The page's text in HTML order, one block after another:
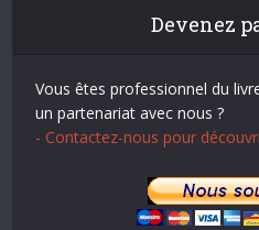
Devenez
Vous êtes professionnel du
un partenariat avec nous ?
- Contactez-nous pour